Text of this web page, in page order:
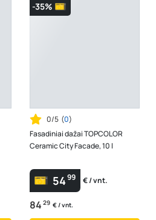
-35%
0/5 (0)
Fasadiniai dažai TOPCOLOR
Ceramic City Facade, 10 l
5499 € / vnt.
84 29 € / vnt.